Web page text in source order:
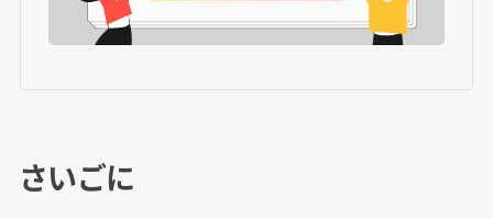
さいごに